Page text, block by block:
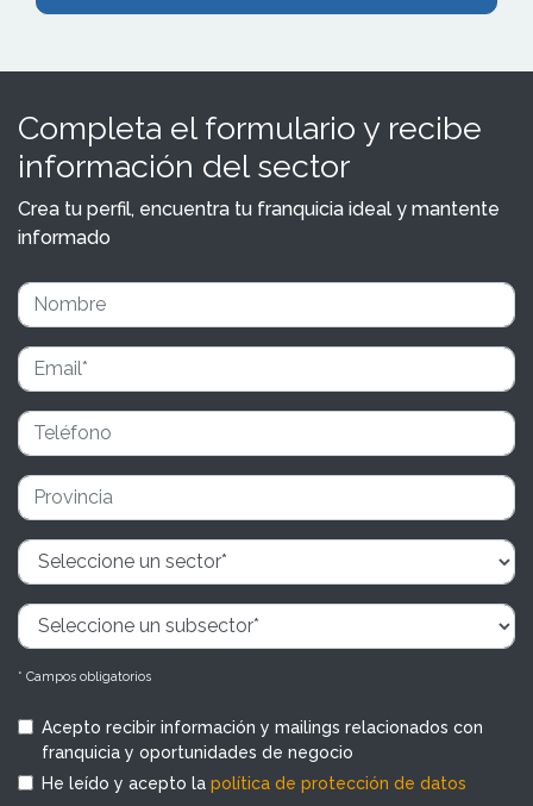
Completa el formulario y recibe
información del sector
Crea tu perfil, encuentra tu franquicia ideal y mantente
informado
* Campos obligatorios
Acepto recibir información y mailings relacionados con
franquicia y oportunidades de negocio
He leído y acepto la política de protección de datos